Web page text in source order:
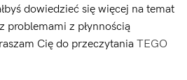
dowiedzieć się więcej na temat
problemami z płynnością
Cię do przeczytania TEGO